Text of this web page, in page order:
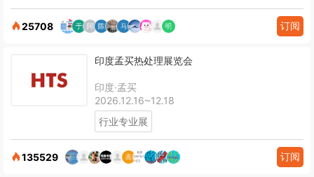
25708 订阅
印度孟买热处理展览会
印度·孟买
2026.12.16~12.18
行业专业展
135529 订阅